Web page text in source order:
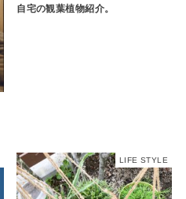
自宅の観葉植物紹介。
LIFE STYLE